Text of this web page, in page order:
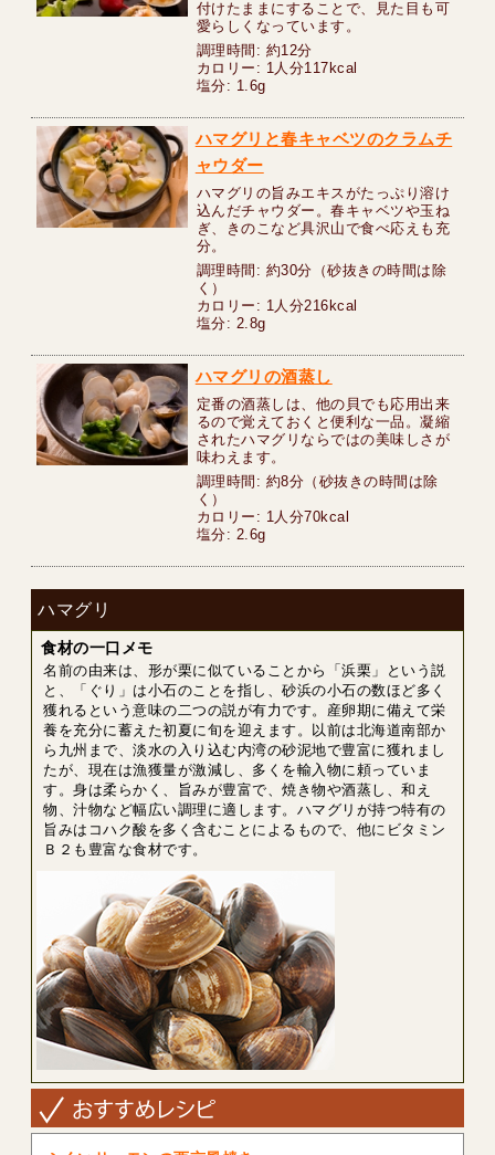
付けたままにすることで、見た目も可
愛らしくなっています。
調理時間: 約12分
カロリー: 1人分117kcal
塩分: 1.6g
ハマグリと春キャベツのクラムチ
ャウダー
ハマグリの旨みエキスがたっぷり溶け
込んだチャウダー。春キャベツや玉ね
ぎ、きのこなど具沢山で食べ応えも充
分。
調理時間: 約30分（砂抜きの時間は除
く）
カロリー: 1人分216kcal
塩分: 2.8g
ハマグリの酒蒸し
定番の酒蒸しは、他の貝でも応用出来
るので覚えておくと便利な一品。凝縮
されたハマグリならではの美味しさが
味わえます。
調理時間: 約8分（砂抜きの時間は除
く）
カロリー: 1人分70kcal
塩分: 2.6g
ハマグリ
食材の一口メモ
名前の由来は、形が栗に似ていることから「浜栗」という説
と、「ぐり」は小石のことを指し、砂浜の小石の数ほど多く
獲れるという意味の二つの説が有力です。産卵期に備えて栄
養を充分に蓄えた初夏に旬を迎えます。以前は北海道南部か
ら九州まで、淡水の入り込む内湾の砂泥地で豊富に獲れまし
たが、現在は漁獲量が激減し、多くを輸入物に頼っていま
す。身は柔らかく、旨みが豊富で、焼き物や酒蒸し、和え
物、汁物など幅広い調理に適します。ハマグリが持つ特有の
旨みはコハク酸を多く含むことによるもので、他にビタミン
Ｂ２も豊富な食材です。